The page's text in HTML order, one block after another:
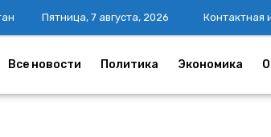
Пятница, 7 августа, 2026 Контактная
Все новости Политика Экономика